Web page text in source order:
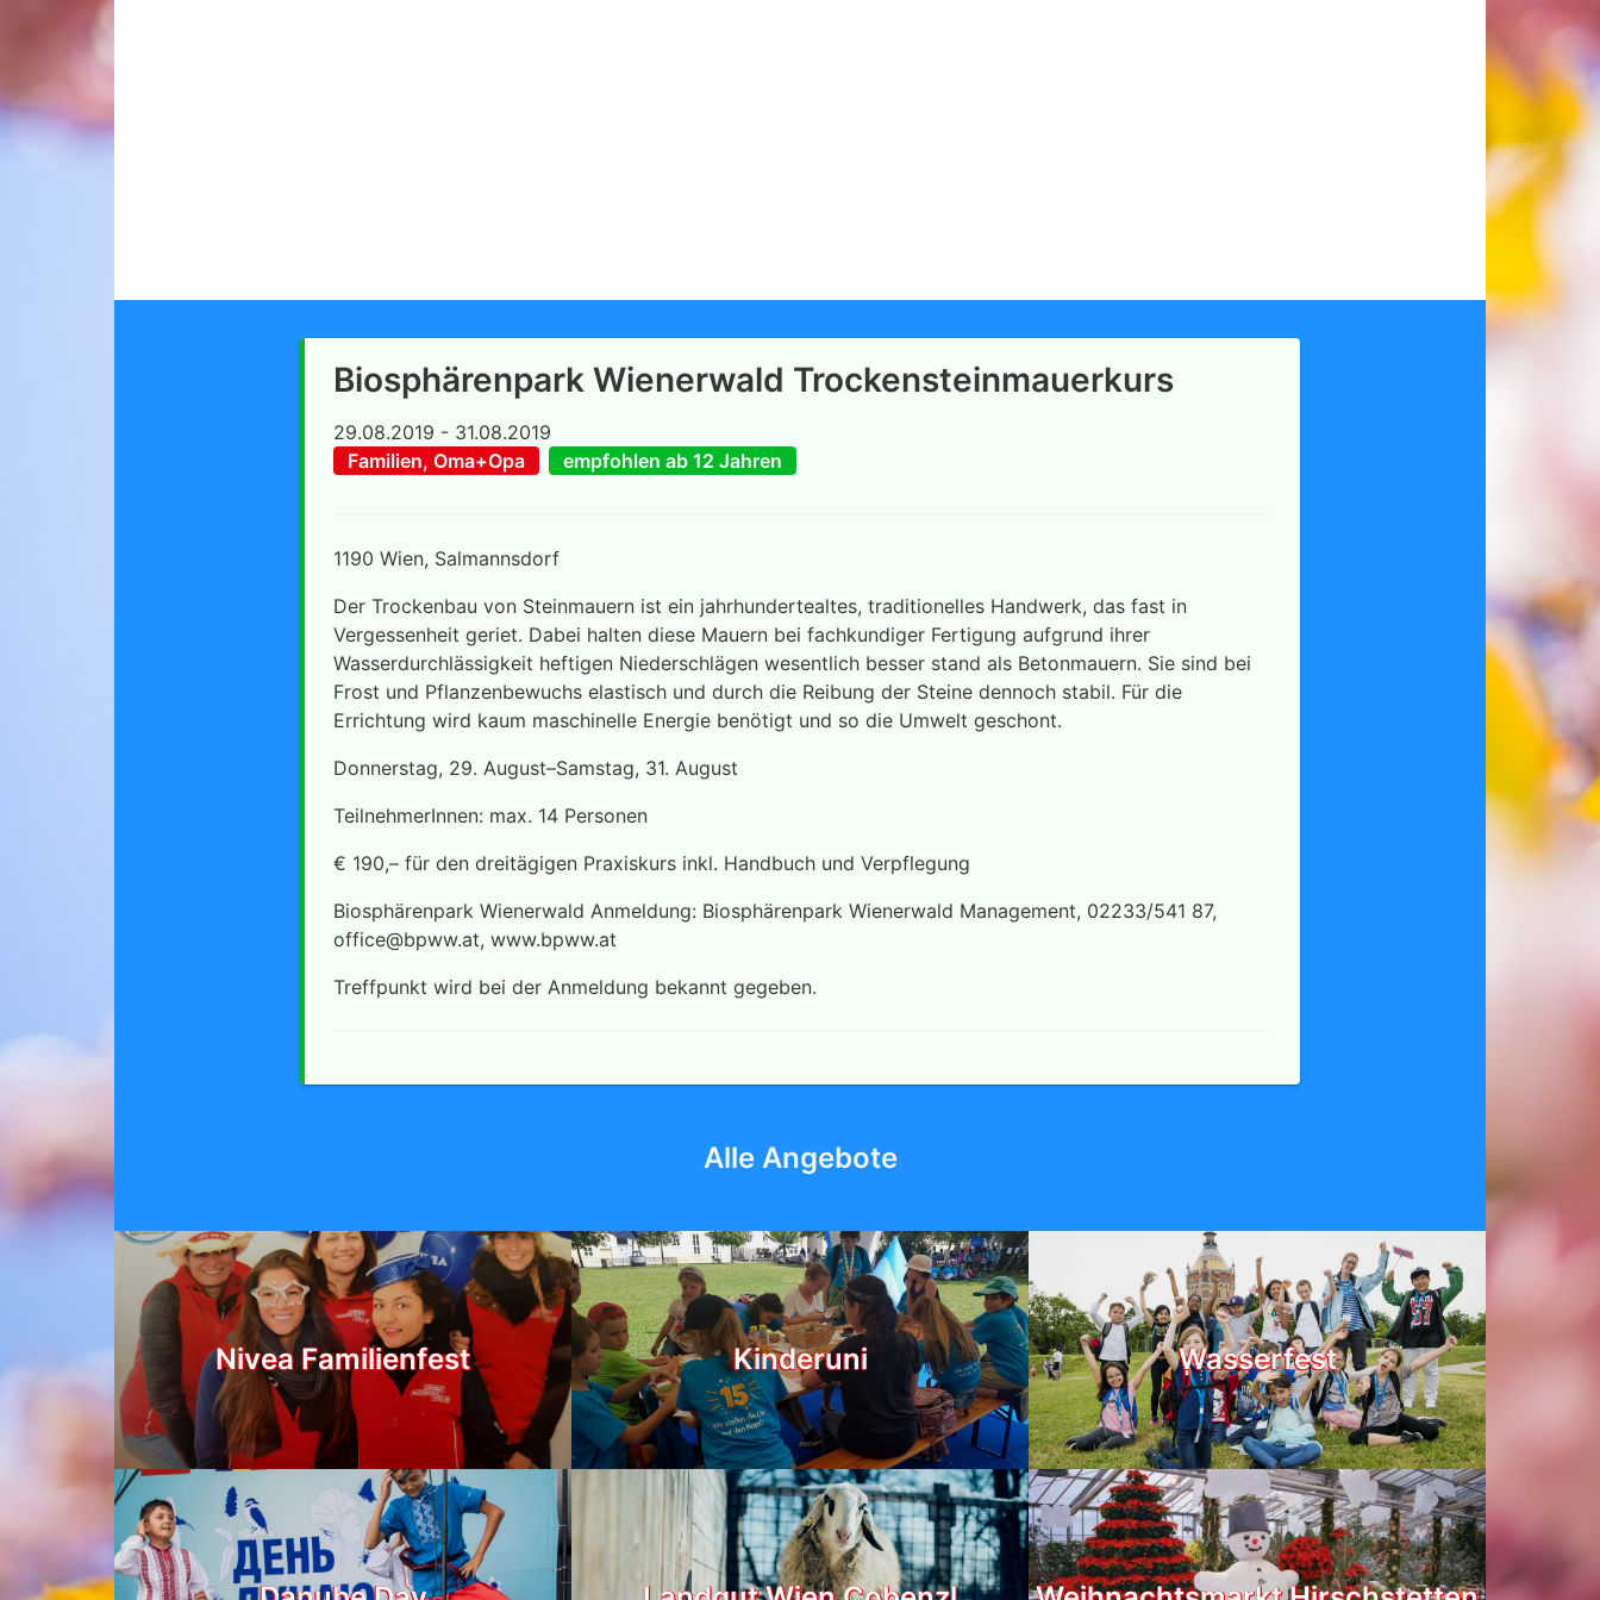
Biosphärenpark Wienerwald Trockensteinmauerkurs
29.08.2019 - 31.08.2019
Familien, Oma+Opa
empfohlen ab 12 Jahren
1190 Wien, Salmannsdorf
Der Trockenbau von Steinmauern ist ein jahrhundertealtes, traditionelles Handwerk, das fast in
Vergessenheit geriet. Dabei halten diese Mauern bei fachkundiger Fertigung aufgrund ihrer
Wasserdurchlässigkeit heftigen Niederschlägen wesentlich besser stand als Betonmauern. Sie sind bei
Frost und Pflanzenbewuchs elastisch und durch die Reibung der Steine dennoch stabil. Für die
Errichtung wird kaum maschinelle Energie benötigt und so die Umwelt geschont.
Donnerstag, 29. August–Samstag, 31. August
TeilnehmerInnen: max. 14 Personen
€ 190,– für den dreitägigen Praxiskurs inkl. Handbuch und Verpflegung
Biosphärenpark Wienerwald Anmeldung: Biosphärenpark Wienerwald Management, 02233/541 87,
office@bpww.at, www.bpww.at
Treffpunkt wird bei der Anmeldung bekannt gegeben.
Alle Angebote
Nivea Familienfest Kinderuni Wasserfest